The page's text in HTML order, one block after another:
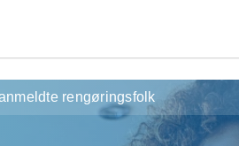
rengøringsfolk